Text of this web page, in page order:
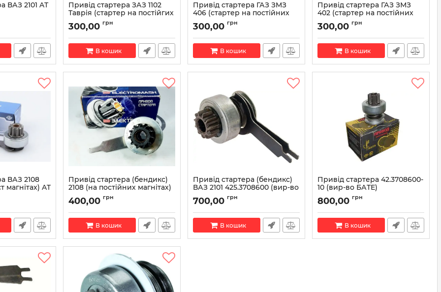
ВАЗ 2101 AT
Привід стартера ЗАЗ 1102
Таврія (стартер на постійгих
магнітах) AT 8601-102SD
Артикул: AT 8601-102SD
300,00 грн
В кошик
Привід стартера ГАЗ ЗМЗ
406 (стартер на постійних
магнітах) AT 8600-406SD
Артикул: AT 8600-406SD
300,00 грн
В кошик
Привід стартера ГАЗ ЗМЗ
402 (стартер на постійних
магнітах) AT 8600-402SD
Артикул: AT 8600-402SD
300,00 грн
В кошик
ВАЗ 2108
магнітах) AT
Привід стартера (бендикс)
2108 (на постійних магнітах)
Артикул: 582.600
400,00 грн
В кошик
Привід стартера (бендикс)
ВАЗ 2101 425.3708600 (вир-во
Артикул: 425.3708600
700,00 грн
В кошик
Привід стартера 42.3708600-
10 (вир-во БАТЕ)
Артикул: 42.3708600-10
800,00 грн
В кошик